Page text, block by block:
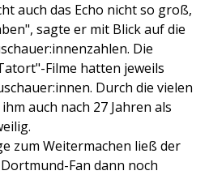
auch das Echo nicht so groß,
sagte er mit Blick auf die
Die
Filme hatten jeweils
Durch die vielen
auch nach 27 Jahren als
zum Weitermachen ließ der
Fan dann noch